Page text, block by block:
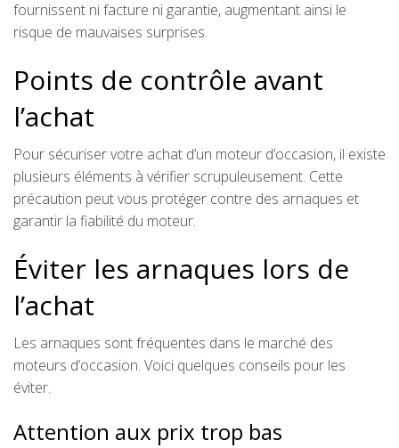
fournissent ni facture ni garantie, augmentant ainsi le
risque de mauvaises surprises.
Points de contrôle avant
l’achat
Pour sécuriser votre achat d’un moteur d’occasion, il existe
plusieurs éléments à vérifier scrupuleusement. Cette
précaution peut vous protéger contre des arnaques et
garantir la fiabilité du moteur.
Éviter les arnaques lors de
l’achat
Les arnaques sont fréquentes dans le marché des
moteurs d’occasion. Voici quelques conseils pour les
éviter.
Attention aux prix trop bas